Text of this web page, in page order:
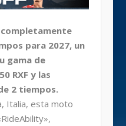
para 2027, un
gama de
RXF y las
2 tiempos.
Italia, esta moto